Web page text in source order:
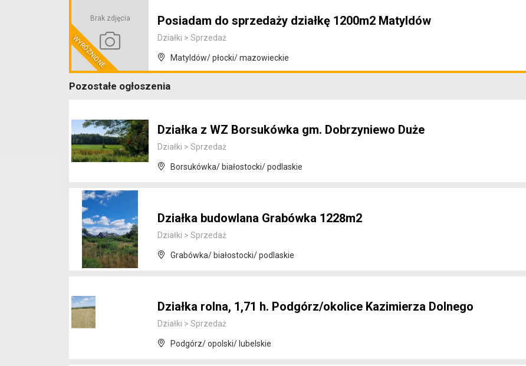
Brak zdjęcia Posiadam do sprzedaży działkę 1200m2 Matyldów
Działki > Sprzedaż
Matyldów/ płocki/ mazowieckie
Pozostałe ogłoszenia
Działka z WZ Borsukówka gm. Dobrzyniewo Duże
Działki > Sprzedaż
Borsukówka/ białostocki/ podlaskie
Działka budowlana Grabówka 1228m2
Działki > Sprzedaż
Grabówka/ białostocki/ podlaskie
Działka rolna, 1,71 h. Podgórz/okolice Kazimierza Dolnego
Działki > Sprzedaż
Podgórz/ opolski/ lubelskie